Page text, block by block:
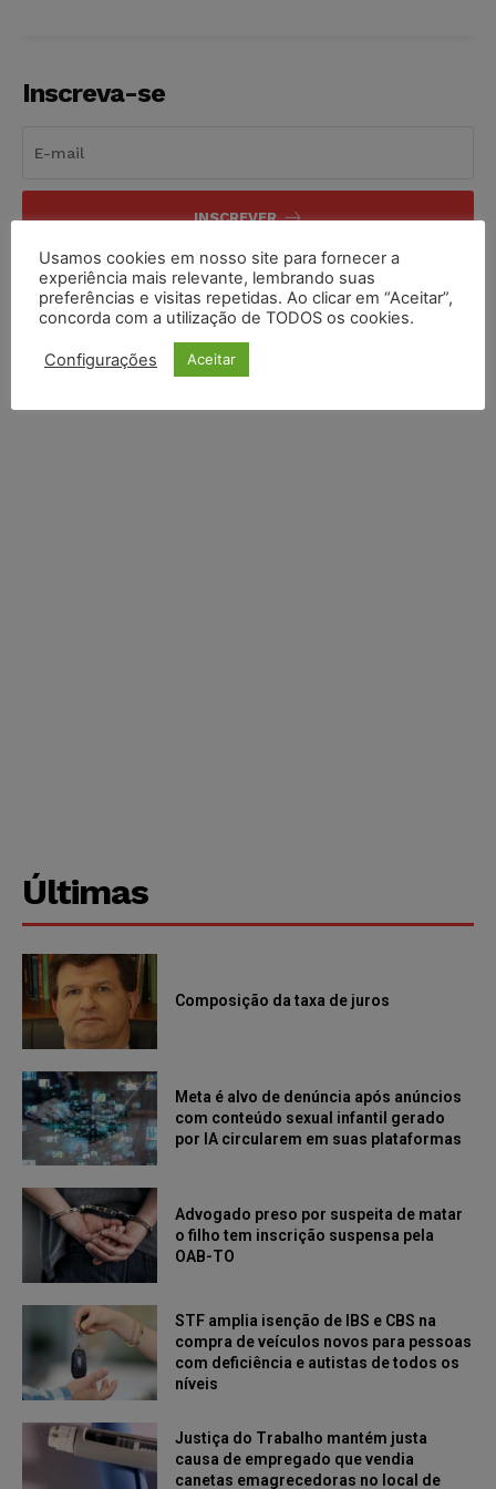
Inscreva-se
INSCREVER
Li e aceito aPolítica de Privacidade.
Últimas
Composição da taxa de juros
Meta é alvo de denúncia após anúncios
com conteúdo sexual infantil gerado
por IA circularem em suas plataformas
Advogado preso por suspeita de matar
o filho tem inscrição suspensa pela
OAB-TO
STF amplia isenção de IBS e CBS na
compra de veículos novos para pessoas
com deficiência e autistas de todos os
níveis
Justiça do Trabalho mantém justa
causa de empregado que vendia
canetas emagrecedoras no local de
Usamos cookies em nosso site para fornecer a
experiência mais relevante, lembrando suas
preferências e visitas repetidas. Ao clicar em “Aceitar”,
concorda com a utilização de TODOS os cookies.
Configurações Aceitar